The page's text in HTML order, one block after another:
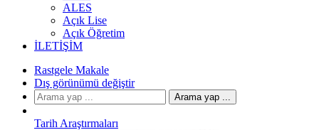
ALES
Açık Lise
Açık Öğretim
İLETIŞIM
Rastgele Makale
Dış görünümü değiştir
Arama yap ...
Tarih Araştırmaları